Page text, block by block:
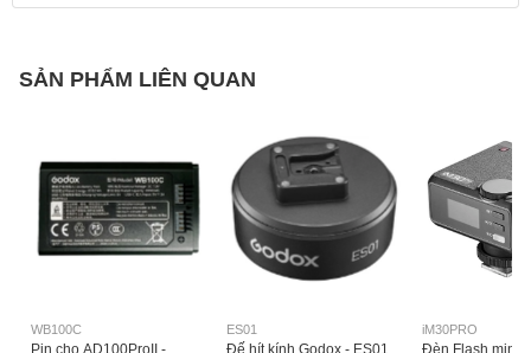
SẢN PHẨM LIÊN QUAN
WB100C
Pin cho AD100ProII -
ES01
Đế hít kính Godox - ES01
iM30PRO
Đèn Flash mini